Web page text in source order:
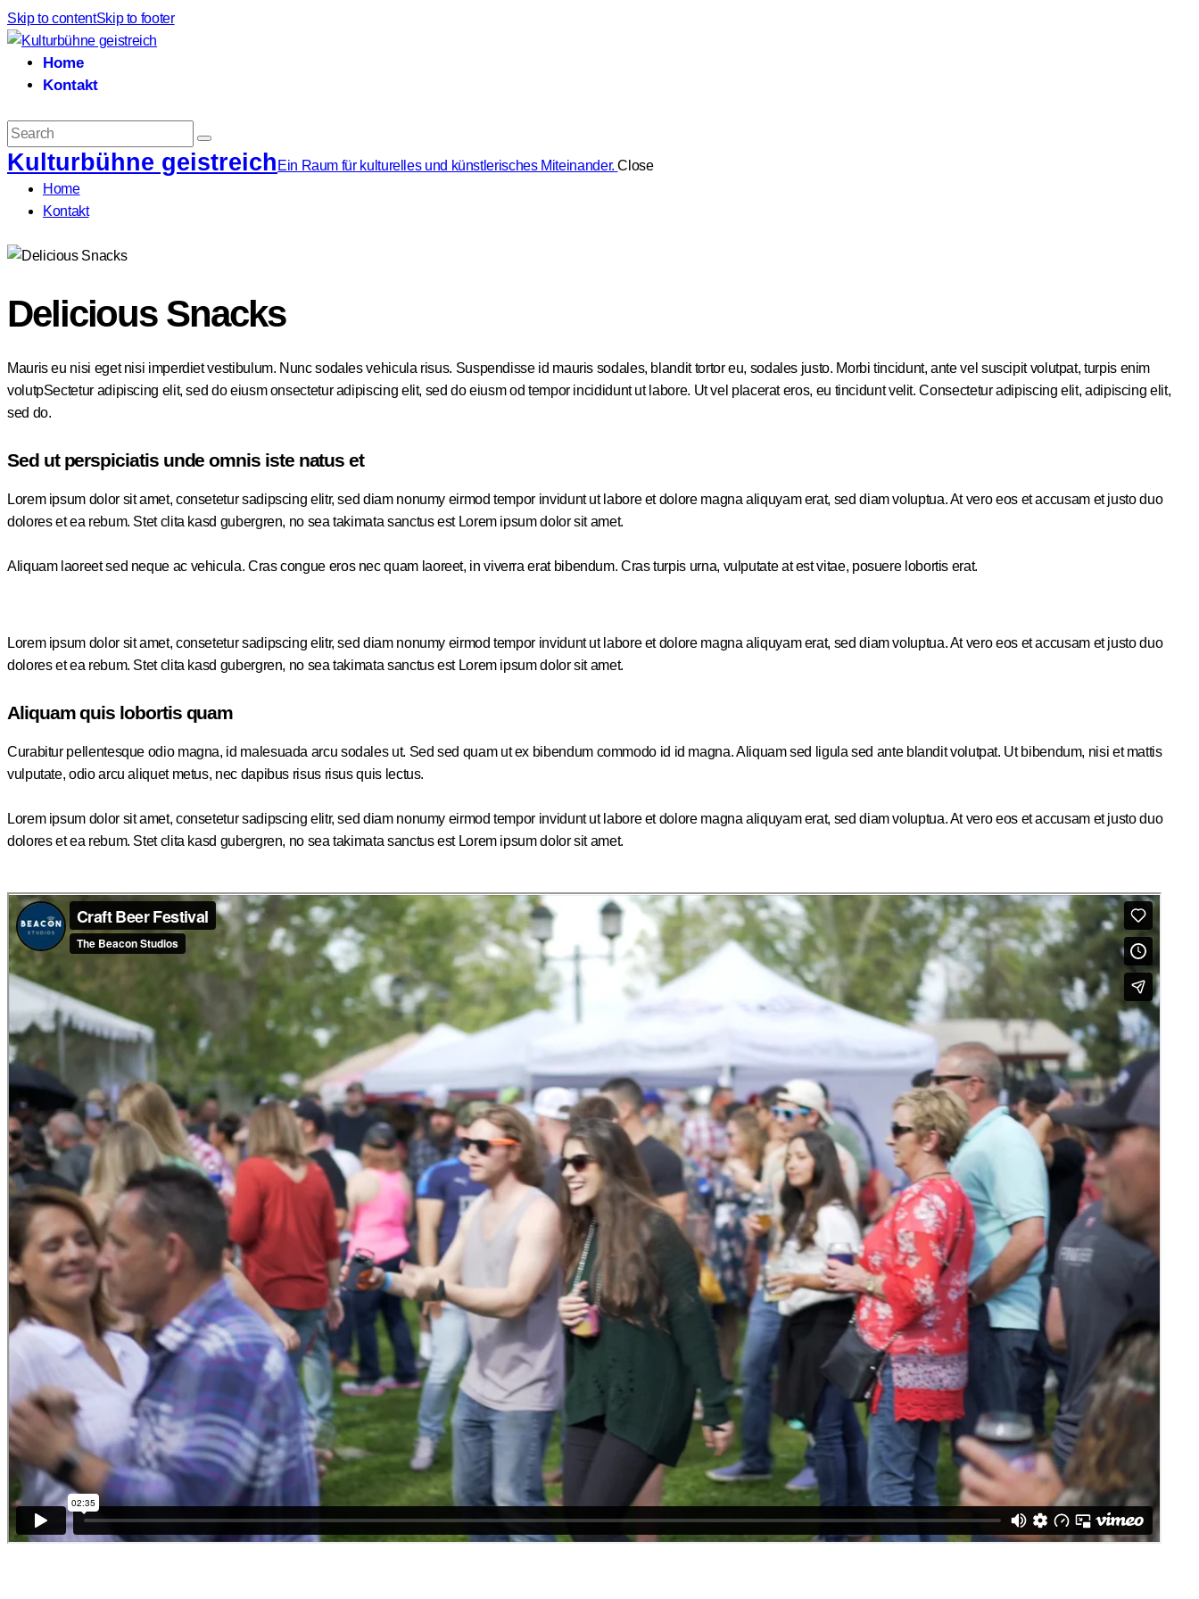
Skip to contentSkip to footer
Home
Kontakt
Search
Kulturbühne geistreich Ein Raum für kulturelles und künstlerisches Miteinander. Close
Home
Kontakt
instagram
Delicious Snacks
Mauris eu nisi eget nisi imperdiet vestibulum. Nunc sodales vehicula risus. Suspendisse id mauris sodales, blandit tortor eu, sodales justo. Morbi tincidunt, ante vel suscipit volutpat, turpis enim
volutpSectetur adipiscing elit, sed do eiusm onsectetur adipiscing elit, sed do eiusm od tempor incididunt ut labore. Ut vel placerat eros, eu tincidunt velit. Consectetur adipiscing elit, adipiscing elit,
sed do.
Sed ut perspiciatis unde omnis iste natus et
Lorem ipsum dolor sit amet, consetetur sadipscing elitr, sed diam nonumy eirmod tempor invidunt ut labore et dolore magna aliquyam erat, sed diam voluptua. At vero eos et accusam et justo duo
dolores et ea rebum. Stet clita kasd gubergren, no sea takimata sanctus est Lorem ipsum dolor sit amet.
Aliquam laoreet sed neque ac vehicula. Cras congue eros nec quam laoreet, in viverra erat bibendum. Cras turpis urna, vulputate at est vitae, posuere lobortis erat.
Lorem ipsum dolor sit amet, consetetur sadipscing elitr, sed diam nonumy eirmod tempor invidunt ut labore et dolore magna aliquyam erat, sed diam voluptua. At vero eos et accusam et justo duo
dolores et ea rebum. Stet clita kasd gubergren, no sea takimata sanctus est Lorem ipsum dolor sit amet.
Aliquam quis lobortis quam
Curabitur pellentesque odio magna, id malesuada arcu sodales ut. Sed sed quam ut ex bibendum commodo id id magna. Aliquam sed ligula sed ante blandit volutpat. Ut bibendum, nisi et mattis
vulputate, odio arcu aliquet metus, nec dapibus risus risus quis lectus.
Lorem ipsum dolor sit amet, consetetur sadipscing elitr, sed diam nonumy eirmod tempor invidunt ut labore et dolore magna aliquyam erat, sed diam voluptua. At vero eos et accusam et justo duo
dolores et ea rebum. Stet clita kasd gubergren, no sea takimata sanctus est Lorem ipsum dolor sit amet.